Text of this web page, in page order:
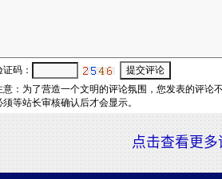
点击查看更多